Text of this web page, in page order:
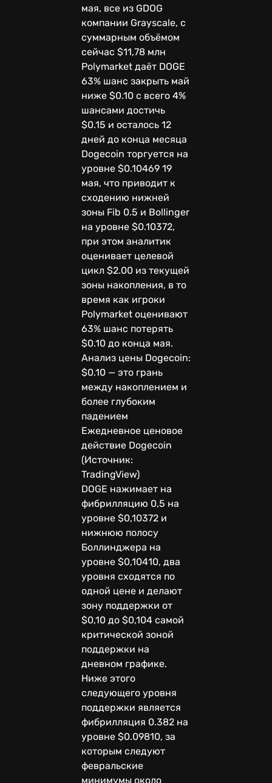
мая, все из GDOG
компании Grayscale, с
суммарным объёмом
сейчас $11,78 млн
Polymarket даёт DOGE
63% шанс закрыть май
ниже $0.10 с всего 4%
шансами достичь
$0.15 и осталось 12
дней до конца месяца
Dogecoin торгуется на
уровне $0.10469 19
мая, что приводит к
сходению нижней
зоны Fib 0.5 и Bollinger
на уровне $0.10372,
при этом аналитик
оценивает целевой
цикл $2.00 из текущей
зоны накопления, в то
время как игроки
Polymarket оценивают
63% шанс потерять
$0.10 до конца мая.
Анализ цены Dogecoin:
$0.10 — это грань
между накоплением и
более глубоким
падением
Ежедневное ценовое
действие Dogecoin
(Источник:
TradingView)
DOGE нажимает на
фибрилляцию 0,5 на
уровне $0,10372 и
нижнюю полосу
Боллинджера на
уровне $0,10410, два
уровня сходятся по
одной цене и делают
зону поддержки от
$0,10 до $0,104 самой
критической зоной
поддержки на
дневном графике.
Ниже этого
следующего уровня
поддержки является
фибрилляция 0.382 на
уровне $0.09810, за
которым следуют
февральские
минимумы около